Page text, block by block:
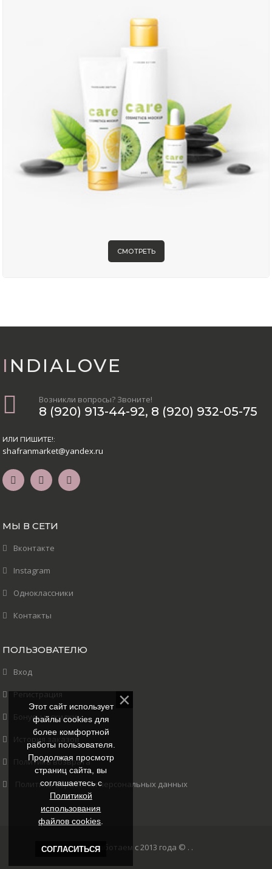
СМОТРЕТЬ
INDIALOVE
Возникли вопросы? Звоните!
8 (920) 913-44-92, 8 (920) 932-05-75
ИЛИ ПИШИТЕ!:
shafranmarket@yandex.ru
МЫ В СЕТИ
Вконтакте
Instagram
Одноклассники
Контакты
ПОЛЬЗОВАТЕЛЮ
Вход
Регистрация
Бонусы и скидки
История заказов
Политика возврата
Политика обработки персональных данных
Мы работаем с 2013 года © . .
Этот сайт использует
файлы cookies для
более комфортной
работы пользователя.
Продолжая просмотр
страниц сайта, вы
соглашаетесь с
Политикой
использования
файлов cookies
СОГЛАСИТЬСЯ